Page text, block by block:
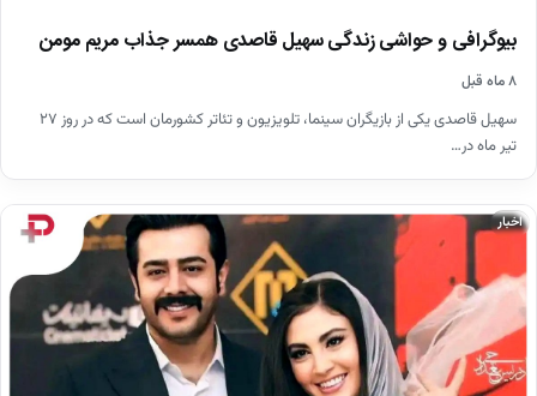
بیوگرافی و حواشی زندگی سهیل قاصدی همسر جذاب مریم مومن
۸ ماه قبل
سهیل قاصدی یکی از بازیگران سینما، تلویزیون و تئاتر کشورمان است که در روز ۲۷
تیر ماه در…
اخبار